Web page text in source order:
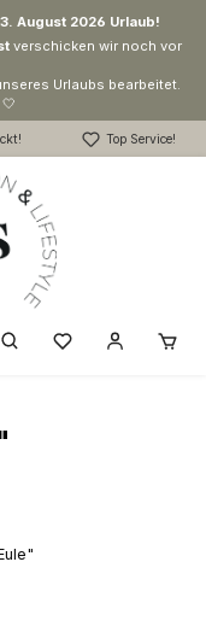
August 2026 Urlaub!
verschicken wir noch vor
Urlaubs bearbeitet.
Top Service!
Du hast 0